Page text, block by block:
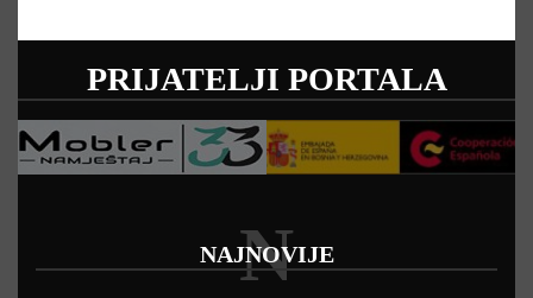
PRIJATELJI PORTALA
NAJNOVIJE
N